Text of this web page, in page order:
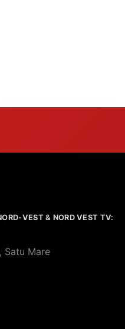
VEST & NORD VEST TV:
Satu Mare